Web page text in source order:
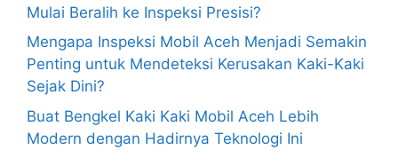
Mulai Beralih ke Inspeksi Presisi?
Mengapa Inspeksi Mobil Aceh Menjadi Semakin
Penting untuk Mendeteksi Kerusakan Kaki-Kaki
Sejak Dini?
Buat Bengkel Kaki Kaki Mobil Aceh Lebih
Modern dengan Hadirnya Teknologi Ini